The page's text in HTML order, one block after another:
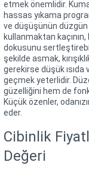
etmek önemlidir.
hassas yıkama
ve düşüşünün düzgün
kullanmaktan
dokusunu
şekilde asmak,
gerekirse düşük
geçmek yeterlidir.
güzelliğini hem de
Küçük özenler,
eder.
Cibinlik
Değeri